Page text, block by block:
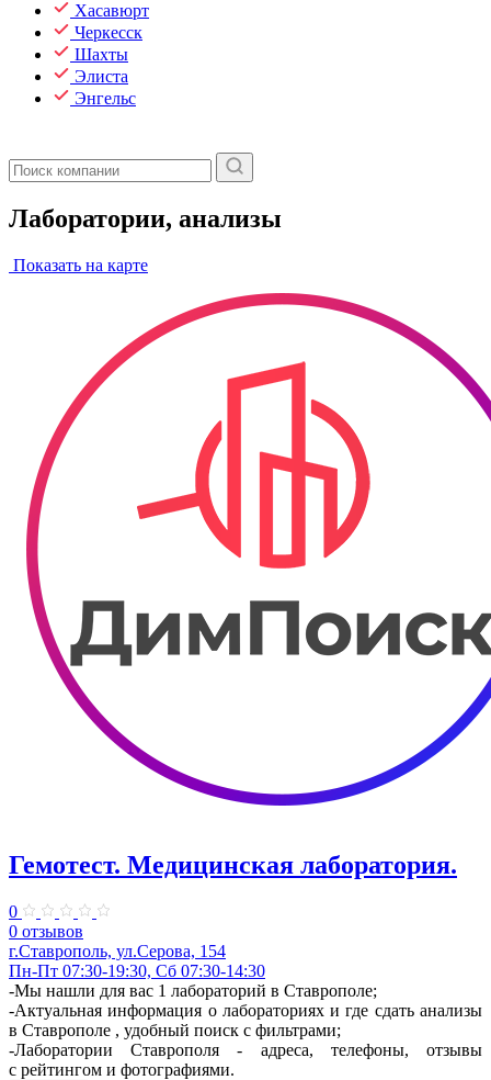
Хасавюрт
Черкесск
Шахты
Элиста
Энгельс
Лаборатории, анализы
Показать на карте
Гемотест. Медицинская лаборатория.
0
0 отзывов
г.Ставрополь, ул.Серова, 154
Пн-Пт 07:30-19:30, Сб 07:30-14:30
-Мы нашли для вас 1 лабораторий в Ставрополе;
-Актуальная информация о лабораториях и где сдать анализы
в Ставрополе , удобный поиск с фильтрами;
-Лаборатории Ставрополя - адреса, телефоны, отзывы
с рейтингом и фотографиями.